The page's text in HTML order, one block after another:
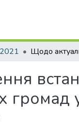
громад